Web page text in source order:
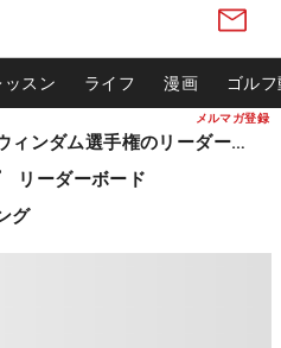
メルマガ登録
ッスン ライフ 漫画 ゴル
松山英樹ら出場 ウィンダム選手権のリーダーボード
リーダーボード
グ